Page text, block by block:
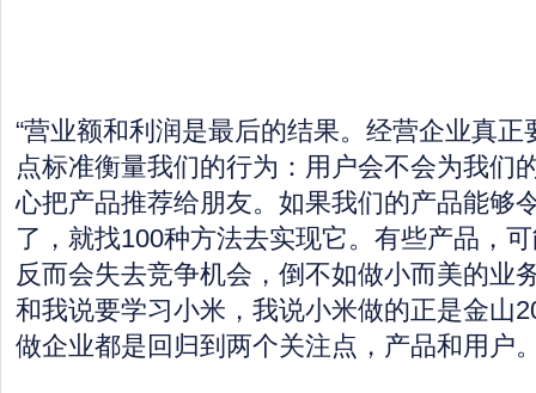
“营业额和利润是最后的结果。经营企业真
点标准衡量我们的行为：用户会不会为我们
心把产品推荐给朋友。如果我们的产品能够
了，就找100种方法去实现它。有些产品，
反而会失去竞争机会，倒不如做小而美的业
和我说要学习小米，我说小米做的正是金山
做企业都是回归到两个关注点，产品和用户